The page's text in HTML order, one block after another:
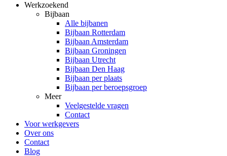
Werkzoekend
Bijbaan
Alle bijbanen
Bijbaan Rotterdam
Bijbaan Amsterdam
Bijbaan Groningen
Bijbaan Utrecht
Bijbaan Den Haag
Bijbaan per plaats
Bijbaan per beroepsgroep
Meer
Veelgestelde vragen
Contact
Voor werkgevers
Over ons
Contact
Blog